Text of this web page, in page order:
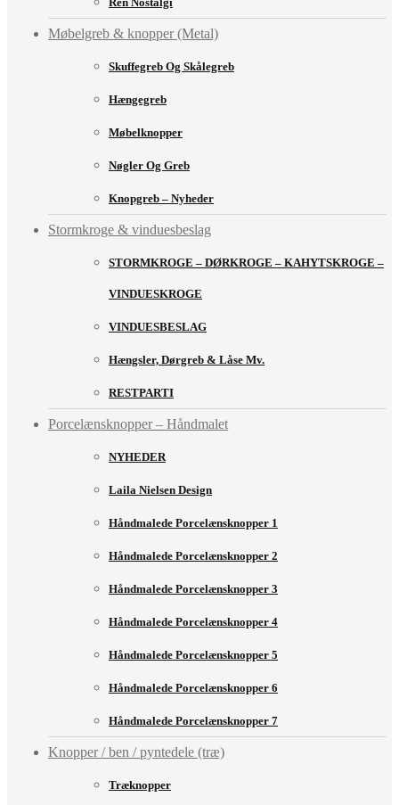
Møbelgreb & knopper (Metal)
Skuffegreb Og Skålegreb
Hængegreb
Møbelknopper
Nøgler Og Greb
Knopgreb – Nyheder
Stormkroge & vinduesbeslag
STORMKROGE – DØRKROGE – KAHYTSKROGE –
VINDUESKROGE
VINDUESBESLAG
Hængsler, Dørgreb & Låse Mv.
RESTPARTI
Porcelænsknopper – Håndmalet
NYHEDER
Laila Nielsen Design
Håndmalede Porcelænsknopper 1
Håndmalede Porcelænsknopper 2
Håndmalede Porcelænsknopper 3
Håndmalede Porcelænsknopper 4
Håndmalede Porcelænsknopper 5
Håndmalede Porcelænsknopper 6
Håndmalede Porcelænsknopper 7
Knopper / ben / pyntedele (træ)
Træknopper